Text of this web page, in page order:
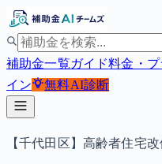
補助金一覧ガイド料金・プ
イン
無料AI診断
【千代田区】高齢者住宅